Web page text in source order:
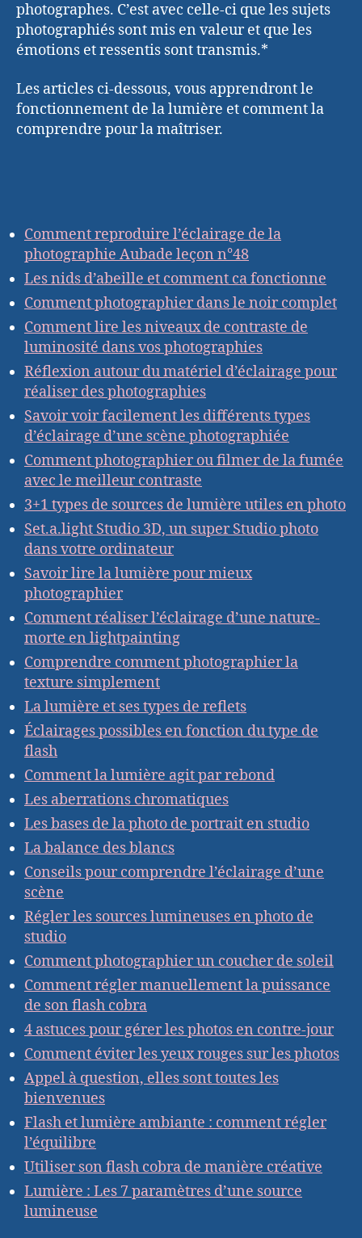
photographes. C’est avec celle-ci que les sujets
photographiés sont mis en valeur et que les
émotions et ressentis sont transmis.*
Les articles ci-dessous, vous apprendront le
fonctionnement de la lumière et comment la
comprendre pour la maîtriser.
Comment reproduire l’éclairage de la
photographie Aubade leçon n°48
Les nids d’abeille et comment ca fonctionne
Comment photographier dans le noir complet
Comment lire les niveaux de contraste de
luminosité dans vos photographies
Réflexion autour du matériel d’éclairage pour
réaliser des photographies
Savoir voir facilement les différents types
d’éclairage d’une scène photographiée
Comment photographier ou filmer de la fumée
avec le meilleur contraste
3+1 types de sources de lumière utiles en photo
Set.a.light Studio 3D, un super Studio photo
dans votre ordinateur
Savoir lire la lumière pour mieux
photographier
Comment réaliser l’éclairage d’une nature-
morte en lightpainting
Comprendre comment photographier la
texture simplement
La lumière et ses types de reflets
Éclairages possibles en fonction du type de
flash
Comment la lumière agit par rebond
Les aberrations chromatiques
Les bases de la photo de portrait en studio
La balance des blancs
Conseils pour comprendre l’éclairage d’une
scène
Régler les sources lumineuses en photo de
studio
Comment photographier un coucher de soleil
Comment régler manuellement la puissance
de son flash cobra
4 astuces pour gérer les photos en contre-jour
Comment éviter les yeux rouges sur les photos
Appel à question, elles sont toutes les
bienvenues
Flash et lumière ambiante : comment régler
l’équilibre
Utiliser son flash cobra de manière créative
Lumière : Les 7 paramètres d’une source
lumineuse